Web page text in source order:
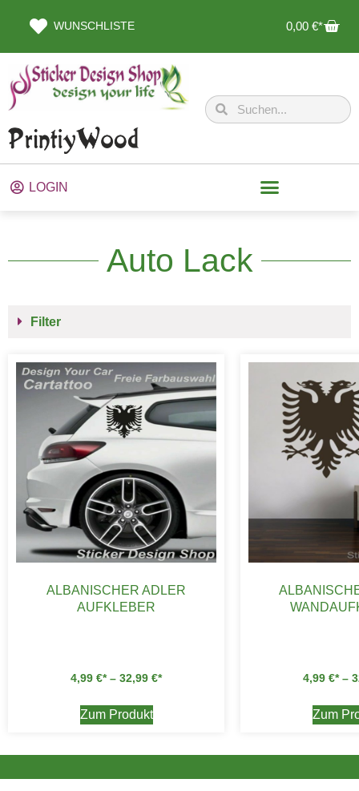
WUNSCHLISTE 0,00 €
LOGIN
Auto Lack
Filter
ALBANISCHER ADLER
AUFKLEBER
4,99 € – 32,99 €
Zum Produkt
4,99 € –
Zum